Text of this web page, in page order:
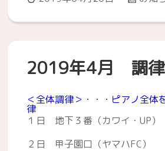
2019年4月 調
＜全体調律＞・・・ピアノ全体
律
１日 地下３番（カワイ・UP）
２日 甲子園口（ヤマハFC）